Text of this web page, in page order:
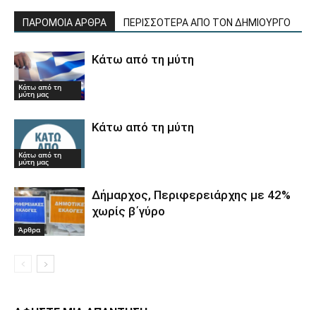
ΠΑΡΟΜΟΙΑ ΑΡΘΡΑ ΠΕΡΙΣΣΟΤΕΡΑ ΑΠΟ ΤΟΝ ΔΗΜΙΟΥΡΓΟ
Κάτω από τη
μύτη μας
Κάτω από τη μύτη
Κάτω από τη
μύτη μας
Κάτω από τη μύτη
Άρθρα
Δήμαρχος, Περιφερειάρχης με 42%
χωρίς β΄γύρο